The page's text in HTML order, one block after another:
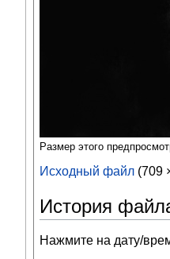
Размер этого
Исходный файл‎ (709
История
Нажмите на дату/